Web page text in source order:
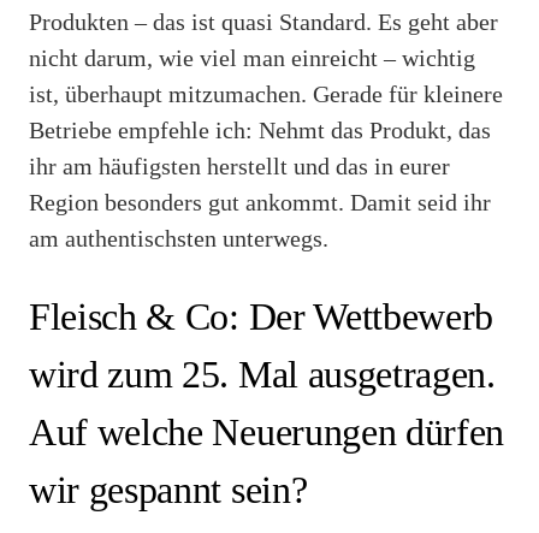
Produkten – das ist quasi Standard. Es geht aber
nicht darum, wie viel man einreicht – wichtig
ist, überhaupt mitzumachen. Gerade für kleinere
Betriebe empfehle ich: Nehmt das Produkt, das
ihr am häufigsten herstellt und das in eurer
Region besonders gut ankommt. Damit seid ihr
am authentischsten unterwegs.
Fleisch & Co: Der Wettbewerb
wird zum 25. Mal ausgetragen.
Auf welche Neuerungen dürfen
wir gespannt sein?